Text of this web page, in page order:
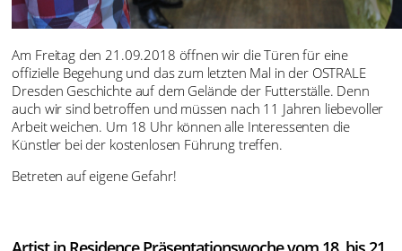
Am Freitag den 21.09.2018 öffnen wir die Türen für eine
offizielle Begehung und das zum letzten Mal in der OSTRALE
Dresden Geschichte auf dem Gelände der Futterställe. Denn
auch wir sind betroffen und müssen nach 11 Jahren liebevoller
Arbeit weichen. Um 18 Uhr können alle Interessenten die
Künstler bei der kostenlosen Führung treffen.
Betreten auf eigene Gefahr!